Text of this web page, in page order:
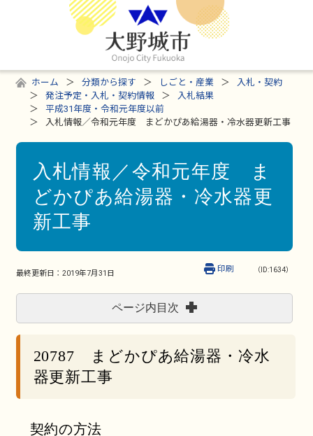
ホーム 分類から探す しごと・産業
入札・契約
発注予定・入札・契約情報
入札結果
平成31年度・令和元年度以前
入札情報／令和元年度 まどかぴあ給湯器・冷水器更新工事
入札情報／令和元年度 ま
どかぴあ給湯器・冷水器更
新工事
最終更新日： 2019年7月31日 （ID:1634）
印刷
ページ内目次
20787 まどかぴあ給湯器・冷水
器更新工事
契約の方法